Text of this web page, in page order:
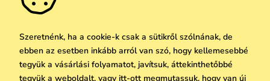
Anyagok és karbantartás
Visszaküldés és reklamáció
Karrier
Ajándék utalványok
Vállalatok számára
We Care
Ne maradj le semmiről!
Feliratkozni
Szeretnénk, ha a cookie-k csak a sütikről szólnának, de
ebben az esetben inkább arról van szó, hogy kellemesebbé
tegyük a vásárlási folyamatot, javítsuk, áttekinthetőbbé
tegyük a weboldalt, vagy itt-ott megmutassuk, hogy van új